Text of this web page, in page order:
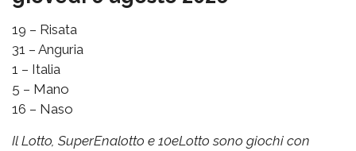
19 – Risata
31 – Anguria
1 – Italia
5 – Mano
16 – Naso
Il Lotto, SuperEnalotto e 10eLotto sono giochi con